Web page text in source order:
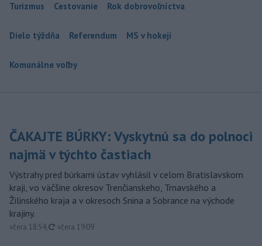
Turizmus Cestovanie Rok dobrovoľníctva
Dielo týždňa Referendum MS v hokeji
Komunálne voľby
ČAKAJTE BÚRKY: Vyskytnú sa do polnoci
najmä v týchto častiach
Výstrahy pred búrkami ústav vyhlásil v celom Bratislavskom
kraji, vo väčšine okresov Trenčianskeho, Trnavského a
Žilinského kraja a v okresoch Snina a Sobrance na východe
krajiny.
včera 18:54, aktualizované
včera 19:09